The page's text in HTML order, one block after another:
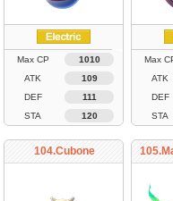
Max CP
1010
ATK
109
DEF
111
STA
120
Max
ATK
DEF
STA
104.Cubone